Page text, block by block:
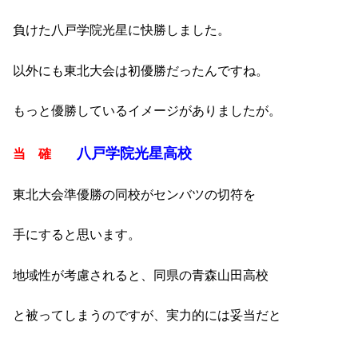
負けた八戸学院光星に快勝しました。
以外にも東北大会は初優勝だったんですね。
もっと優勝しているイメージがありましたが。
当 確 八戸学院光星高校
東北大会準優勝の同校がセンバツの切符を
手にすると思います。
地域性が考慮されると、同県の青森山田高校
と被ってしまうのですが、実力的には妥当だと